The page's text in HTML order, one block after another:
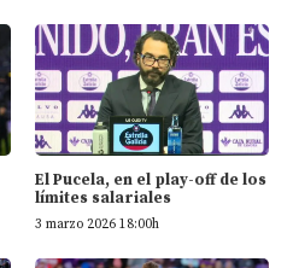
El Pucela, en el play-off de los
límites salariales
3 marzo 2026 18:00h